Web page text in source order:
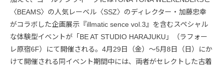
〈BEAMS〉の人気レーベル〈SSZ〉のディレクター・加藤忠幸
がコラボした企画展示『illmatic sence vol.3』を含むスペシャル
な体験型イベントが「BE AT STUDIO HARAJUKU」（ラフォー
レ原宿6F）にて開催される。4月29日（金）〜5月8日（日）にか
けて開催される同イベント期間中には、両者がセレクトした古着